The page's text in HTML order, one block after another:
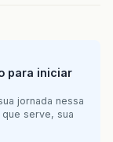
para iniciar
jornada nessa
serve, sua